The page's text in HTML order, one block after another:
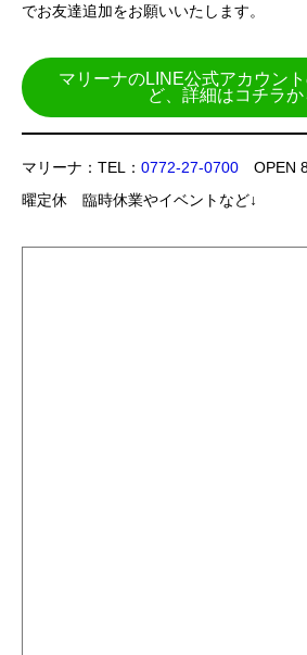
でお友達追加をお願いいたします。
マリーナのLINE公式アカウン
ど、詳細はコチラか
マリーナ：TEL： 0772-27-0700 OPEN
曜定休 臨時休業やイベントなど↓